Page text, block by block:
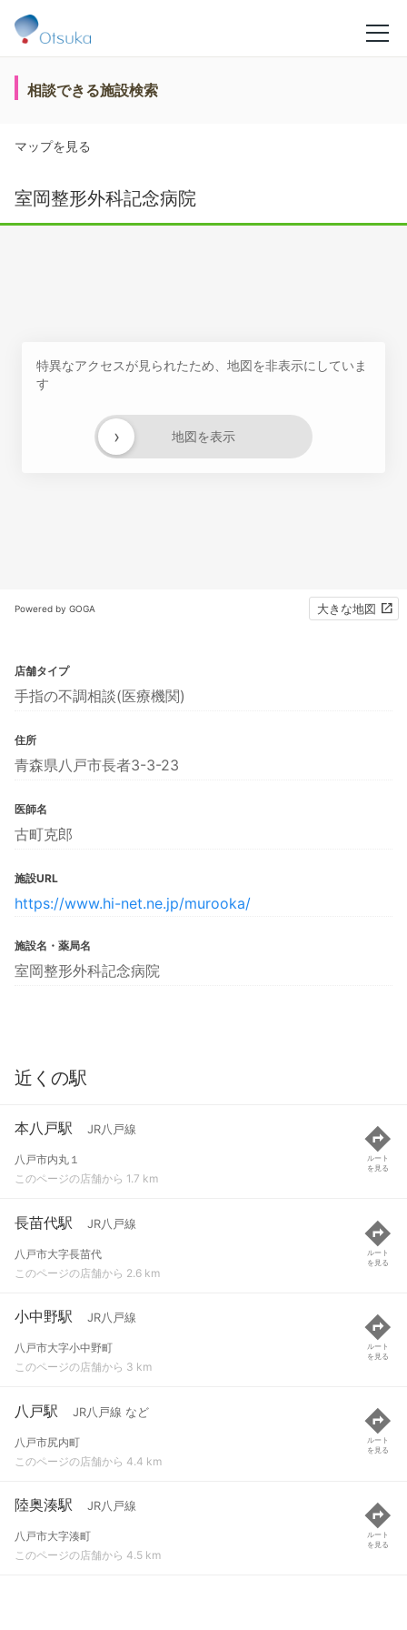
相談できる施設検索
マップを見る
室岡整形外科記念病院
特異なアクセスが見られたため、地図を非表示にしていま
す
地図を表示
›
Powered by GOGA 大きな地図
店舗タイプ
手指の不調相談(医療機関)
住所
青森県八戸市長者3-3-23
医師名
古町克郎
施設URL
https://www.hi-net.ne.jp/murooka/
施設名・薬局名
室岡整形外科記念病院
近くの駅
本八戸駅 JR八戸線
八戸市内丸１
このページの店舗から 1.7 km
ルート
を見る
長苗代駅 JR八戸線
八戸市大字長苗代
このページの店舗から 2.6 km
ルート
を見る
小中野駅 JR八戸線
八戸市大字小中野町
このページの店舗から 3 km
ルート
を見る
八戸駅 JR八戸線 など
八戸市尻内町
このページの店舗から 4.4 km
ルート
を見る
陸奥湊駅 JR八戸線
八戸市大字湊町
このページの店舗から 4.5 km
ルート
を見る